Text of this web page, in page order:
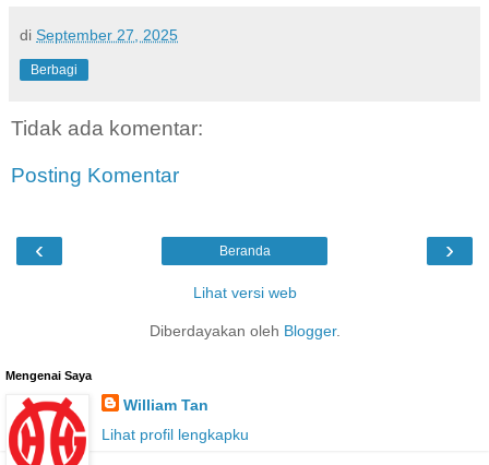
di September 27, 2025
Berbagi
Tidak ada komentar:
Posting Komentar
‹ ›
Beranda
Lihat versi web
Diberdayakan oleh Blogger.
Mengenai Saya
William Tan
Lihat profil lengkapku